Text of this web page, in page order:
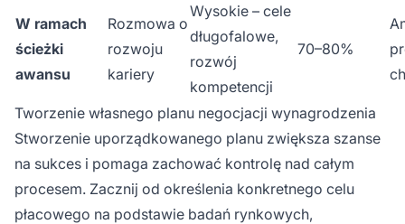
W ramach
ścieżki
awansu
Rozmowa o
rozwoju
kariery
Wysokie – cele
długofalowe,
rozwój
kompetencji
70–80%
Tworzenie własnego planu negocjacji wynagrodzenia
Stworzenie uporządkowanego planu zwiększa szanse
na sukces i pomaga zachować kontrolę nad całym
procesem. Zacznij od określenia konkretnego celu
płacowego na podstawie badań rynkowych,